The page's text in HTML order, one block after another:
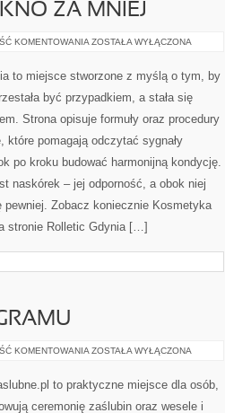
ZA MNIEJ
KOMENTOWANIA URODA
ZA
ZOSTAŁA WYŁĄCZONA
to miejsce stworzone z myślą o tym, by
być przypadkiem, a stała się
Strona opisuje formuły oraz procedury
które pomagają odczytać sygnały
po kroku budować harmonijną kondycję.
naskórek – jej odporność, a obok niej
Zobacz koniecznie Kosmetyka
stronie Rolletic Gdynia […]
KOMENTOWANIA PLANOWANIE
ZOSTAŁA WYŁĄCZONA
to praktyczne miejsce dla osób,
ceremonię zaślubin oraz wesele i